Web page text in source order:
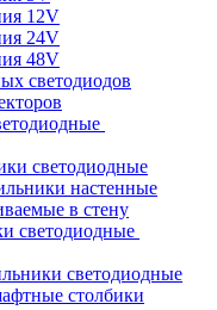
12V
24V
48V
светодиодов
светодиодные
настенные
в стену
светодиодные
светодиодные
столбики